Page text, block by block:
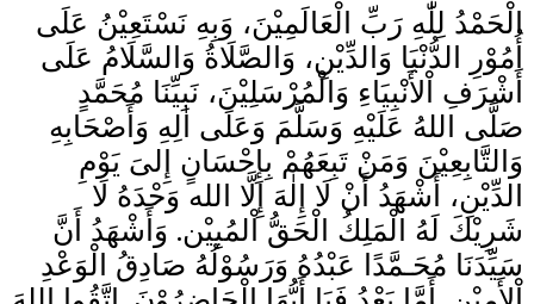
الْحَمْدُ لِلّٰهِ رَبِّ الْعَالَمِيْنَ، وَبِهِ نَسْتَعِيْنُ عَلَى
أُمُوْرِ الدُّنْيَا وَالدِّيْنِ، وَالصَّلَاةُ وَالسَّلَامُ عَلَى
أَشْرَفِ اْلأَنْبِيَاءِ وَالْمُرْسَلِيْنَ، نَبِيِّنَا مُحَمَّدٍ
صَلَّى اللهُ عَلَيْهِ وَسَلَّمَ وَعَلَى اٰلِهِ وَأَصْحَابِهِ
وَالتَّابِعِيْنَ وَمَنْ تَبِعَهُمْ بِإِحْسَانٍ إِلىَ يَوْمِ
الدِّيْنِ، أَشْهَدُ أَنْ لَا إِلٰهَ إِلَّا الله وَحْدَهُ لَا
شَرِيْكَ لَهُ الْمَلِكُ الْحَقُّ اْلمُبِيْن. وَأَشْهَدُ أَنَّ
سَيِّدَنَا مُحَـمَّدًا عَبْدُهُ وَرَسُوْلُهُ صَادِقُ الْوَعْدِ